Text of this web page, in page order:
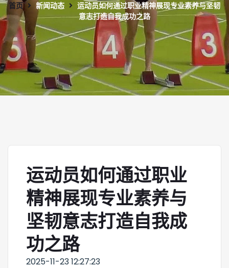
首页 新闻动态
运动员如何通过职业精神展现专业素养与坚韧
意志打造自我成功之路
运动员如何通过职业
精神展现专业素养与
坚韧意志打造自我成
功之路
2025-11-23 12:27:23